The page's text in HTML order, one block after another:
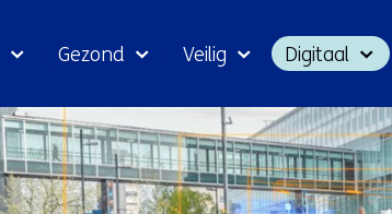
Gezond Veilig Digitaal